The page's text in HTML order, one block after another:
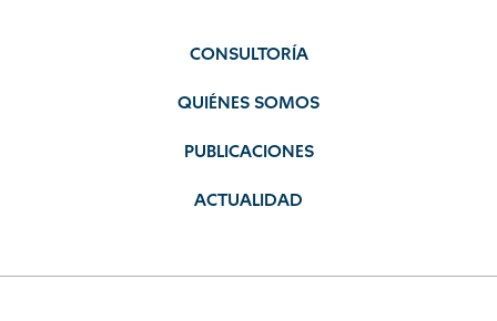
CONSULTORÍA
QUIÉNES SOMOS
PUBLICACIONES
ACTUALIDAD